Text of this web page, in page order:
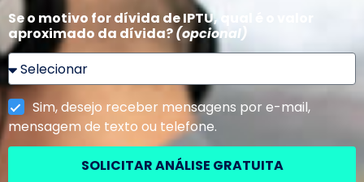
Se o motivo for dívida de IPTU, qual é o valor
aproximado da dívida?(opcional)
Sim, desejo receber mensagens por e-mail,
mensagem de texto ou telefone.
SOLICITAR ANÁLISE GRATUITA